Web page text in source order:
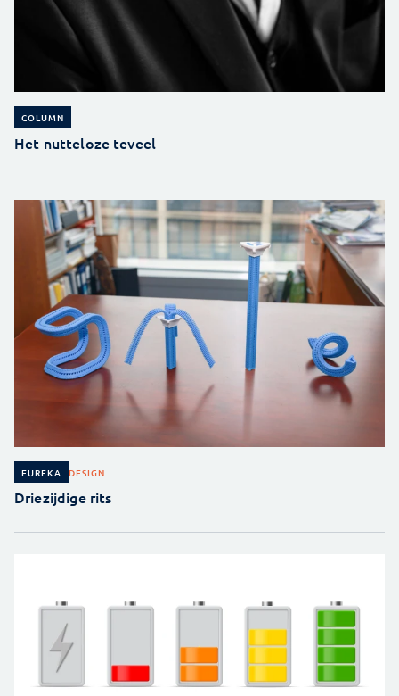
COLUMN
Het nutteloze teveel
EUREKA DESIGN
Driezijdige rits